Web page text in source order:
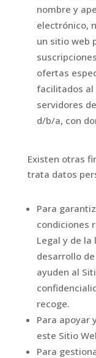
nombre y
electrónico,
un sitio web
ofertas
facilitados al
servidores
d/b/a, con
Existen otras
trata datos
Para
condiciones
Legal y de la
desarrollo
ayuden al
recoge.
Para apoyar
este Sitio
Para